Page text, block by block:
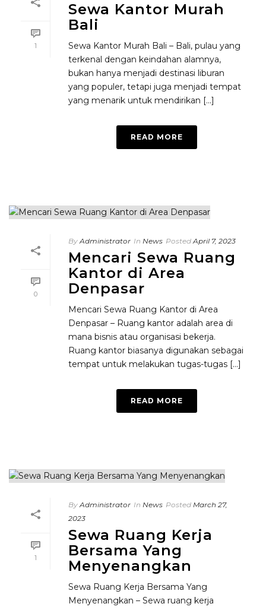
1
Sewa Kantor Murah
Bali
Sewa Kantor Murah Bali – Bali, pulau yang
terkenal dengan keindahan alamnya,
bukan hanya menjadi destinasi liburan
yang populer, tetapi juga menjadi tempat
yang menarik untuk mendirikan [...]
READ MORE
0
By Administrator In News Posted April 7, 2023
Mencari Sewa Ruang
Kantor di Area
Denpasar
Mencari Sewa Ruang Kantor di Area
Denpasar – Ruang kantor adalah area di
mana bisnis atau organisasi bekerja.
Ruang kantor biasanya digunakan sebagai
tempat untuk melakukan tugas-tugas [...]
READ MORE
1
By Administrator In News Posted March 27,
2023
Sewa Ruang Kerja
Bersama Yang
Menyenangkan
Sewa Ruang Kerja Bersama Yang
Menyenangkan – Sewa ruang kerja